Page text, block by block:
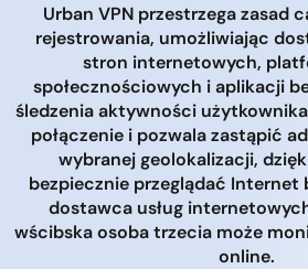
Urban VPN przestrzega zasad
rejestrowania, umożliwiając
stron internetowych,
społecznościowych i aplikacji
śledzenia aktywności
połączenie i pozwala zastąpić
wybranej geolokalizacji,
bezpiecznie przeglądać Internet
dostawca usług
wścibska osoba trzecia może
online.